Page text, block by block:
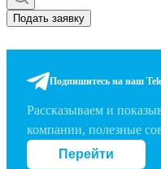
Подать заявку
Подпишитесь на наш
Рассказываем и
компании, полезные
Перейти